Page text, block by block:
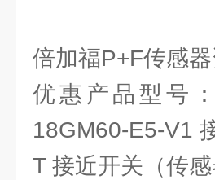
倍加福P+F传感
优惠产品型号
18GM60-E5-V1
T 接近开关（传